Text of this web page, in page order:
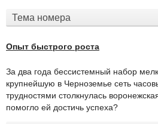
Тема номера
Опыт быстрого роста
За два года бессистемный набор
крупнейшую в Черноземье сеть
трудностями столкнулась
помогло ей достичь успеха?